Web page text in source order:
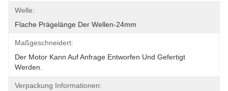
Welle:
Flache Prägelänge Der Wellen-24mm
Maßgeschneidert:
Der Motor Kann Auf Anfrage Entworfen Und Gefertigt
Werden.
Verpackung Informationen: